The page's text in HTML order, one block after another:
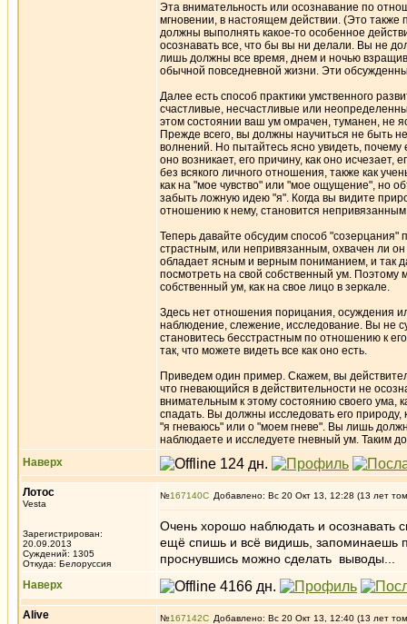
Эта внимательность или осознавание по
мгновении, в настоящем действии. (Это также
должны выполнять какое-то особенное
осознавать все, что бы вы ни делали. Вы не
лишь должны все время, днем и ночью
обычной повседневной жизни. Эти
Далее есть способ практики умственного
счастливые, несчастливые или
этом состоянии ваш ум омрачен, туманен, не
Прежде всего, вы должны научиться не быть
волнений. Но пытайтесь ясно увидеть,
оно возникает, его причину, как оно
без всякого личного отношения, также как
как на "мое чувство" или "мое ощущение", но
забыть ложную идею "я". Когда вы видите
отношению к нему, становится
Теперь давайте обсудим способ
страстным, или непривязанным, охвачен ли
обладает ясным и верным пониманием, и так
посмотреть на свой собственный ум.
собственный ум, как на свое лицо в зеркале.
Здесь нет отношения порицания, осуждения
наблюдение, слежение, исследование. Вы не
становитесь бесстрастным по отношению к
так, что можете видеть все как оно есть.
Приведем один пример. Скажем, вы
что гневающийся в действительности не
внимательным к этому состоянию своего ума,
спадать. Вы должны исследовать его природу,
"я гневаюсь" или о "моем гневе". Вы лишь
наблюдаете и исследуете гневный ум. Таким
Наверх
Лотос
Vesta
Зарегистрирован:
20.09.2013
Суждений: 1305
Откуда: Белоруссия
№167140 Добавлено: Вс 20 Окт 13, 12:28 (13 лет
Очень хорошо наблюдать и осознавать
ещё спишь и всё видишь, запоминаешь
проснувшись можно сделать выводы...
Наверх
Alive №167142 Добавлено: Вс 20 Окт 13, 12:40 (13 лет